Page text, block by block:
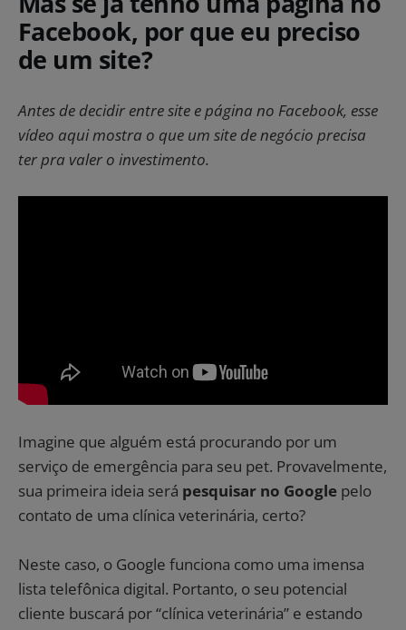
Facebook, por que eu preciso
de um site?
Antes de decidir entre site e página no Facebook, esse
vídeo aqui mostra o que um site de negócio precisa
ter pra valer o investimento.
Imagine que alguém está procurando por um
serviço de emergência para seu pet. Provavelmente,
sua primeira ideia será pesquisar no Google pelo
contato de uma clínica veterinária, certo?
Neste caso, o Google funciona como uma imensa
lista telefônica digital. Portanto, o seu potencial
cliente buscará por “clínica veterinária” e estando